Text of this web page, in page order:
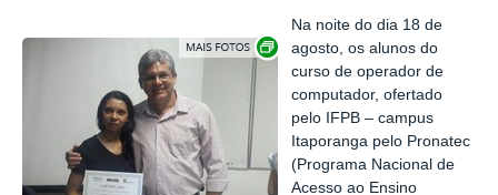
Exibir carrossel de imagens
Na noite do dia 18 de
agosto, os alunos do
curso de operador de
computador, ofertado
pelo IFPB – campus
Itaporanga pelo Pronatec
(Programa Nacional de
Acesso ao Ensino